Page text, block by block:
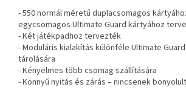
- 550 normál méretű duplacsomagos
egycsomagos Ultimate Guard kártyához
- Két játékpadhoz tervezték
- Moduláris kialakítás különféle Ultimate
tárolására
- Kényelmes több csomag szállítására
- Könnyű nyitás és zárás – nincsenek